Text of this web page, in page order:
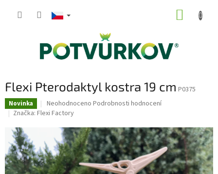
Flexi Pterodaktyl kostra 19 cm P0375
Novinka
Průměrné
hodnocení
0,0
z
5
hvězdiček.
Neohodnoceno Podrobnosti hodnocení
Značka: Flexi Factory